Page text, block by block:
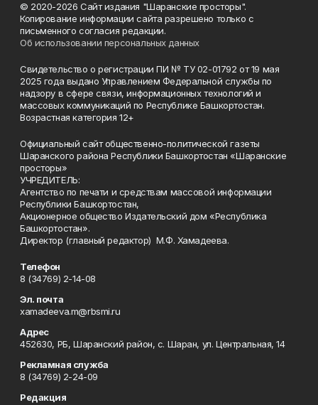
© 2020-2026 Сайт издания "Шаранские просторы".
Копирование информации сайта разрешено только с
письменного согласия редакции.
Об использовании персональных данных
Свидетельство о регистрации ПИ № ТУ 02-01792 от 19 мая
2025 года выдано Управлением Федеральной службы по
надзору в сфере связи, информационных технологий и
массовых коммуникаций по Республике Башкортостан.
Возрастная категория 12+
Официальный сайт общественно-политической газеты
Шаранского района Республики Башкортостан «Шаранские
просторы»
УЧРЕДИТЕЛЬ:
Агентство по печати и средствам массовой информации
Республики Башкортостан,
Акционерное общество Издательский дом «Республика
Башкортостан».
Директор (главный редактор) М.Ф. Хамадеева.
Телефон
8 (34769) 2-14-08
Эл. почта
xamadeeva.m@rbsmi.ru
Адрес
452630, РБ, Шаранский район, с. Шаран, ул. Центральная, 14
Рекламная служба
8 (34769) 2-24-09
Редакция